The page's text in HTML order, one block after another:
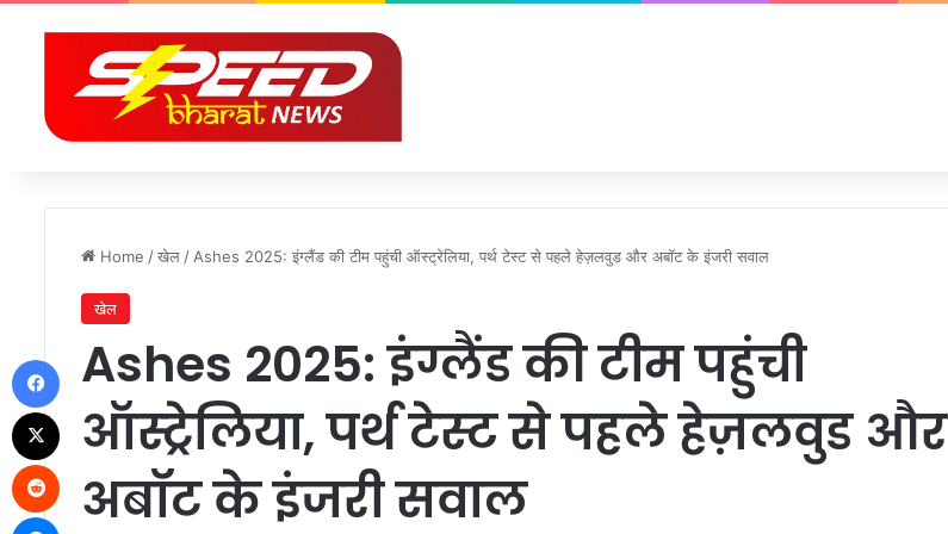
Home /खेल / Ashes 2025: इंग्लैंड की टीम पहुंची ऑस्ट्रेलिया, पर्थ टेस्ट से पहले हेज़लवुड और अबॉट के इंजरी सवाल
खेल
Ashes 2025: इंग्लैंड की टीम पहुंची
ऑस्ट्रेलिया, पर्थ टेस्ट से पहले हेज़लवुड और
अबॉट के इंजरी सवाल
Facebook
Messenger